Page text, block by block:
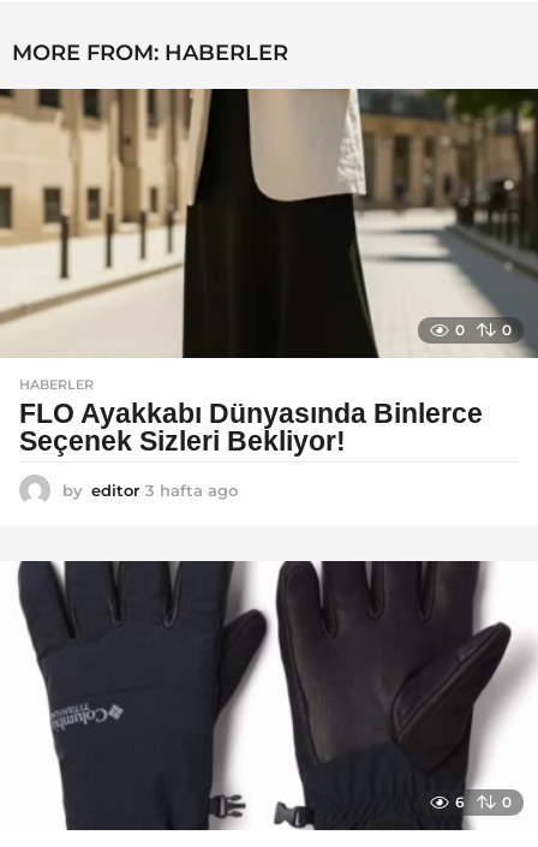
l
MORE FROM: HABERLER
0 0
HABERLER
FLO Ayakkabı Dünyasında Binlerce
Seçenek Sizleri Bekliyor!
by editor 3 hafta ago
a
6 0